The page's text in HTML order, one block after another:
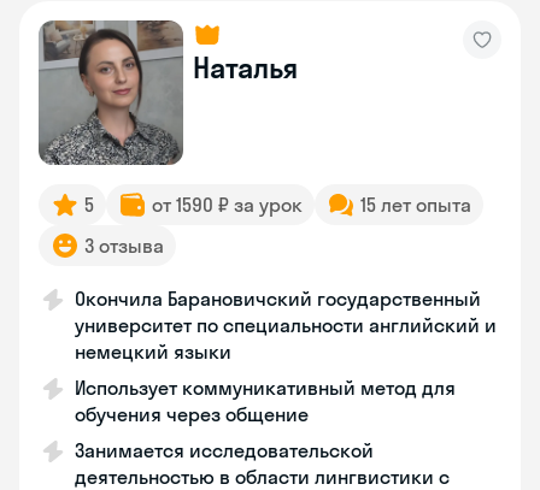
Наталья
5 от 1590 ₽ за урок
15 лет опыта
3 отзыва
Окончила Барановичский государственный
университет по специальности английский и
немецкий языки
Использует коммуникативный метод для
обучения через общение
Занимается исследовательской
деятельностью в области лингвистики с